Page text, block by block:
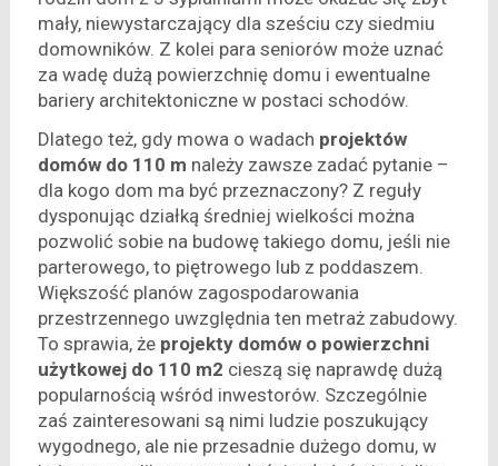
mały, niewystarczający dla sześciu czy siedmiu
domowników. Z kolei para seniorów może uznać
za wadę dużą powierzchnię domu i ewentualne
bariery architektoniczne w postaci schodów.
Dlatego też, gdy mowa o wadach projektów
domów do 110 m należy zawsze zadać pytanie –
dla kogo dom ma być przeznaczony? Z reguły
dysponując działką średniej wielkości można
pozwolić sobie na budowę takiego domu, jeśli nie
parterowego, to piętrowego lub z poddaszem.
Większość planów zagospodarowania
przestrzennego uwzględnia ten metraż zabudowy.
To sprawia, że projekty domów o powierzchni
użytkowej do 110 m2 cieszą się naprawdę dużą
popularnością wśród inwestorów. Szczególnie
zaś zainteresowani są nimi ludzie poszukujący
wygodnego, ale nie przesadnie dużego domu, w